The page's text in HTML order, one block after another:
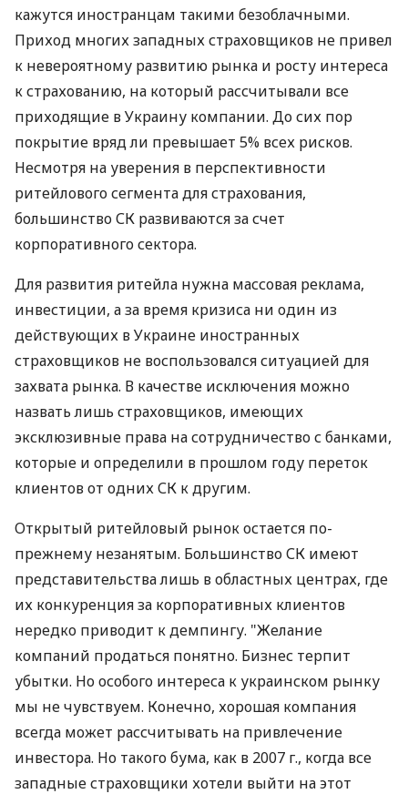
кажутся иностранцам такими безоблачными.
Приход многих западных страховщиков не привел
к невероятному развитию рынка и росту интереса
к страхованию, на который рассчитывали все
приходящие в Украину компании. До сих пор
покрытие вряд ли превышает 5% всех рисков.
Несмотря на уверения в перспективности
ритейлового сегмента для страхования,
большинство СК развиваются за счет
корпоративного сектора.
Для развития ритейла нужна массовая реклама,
инвестиции, а за время кризиса ни один из
действующих в Украине иностранных
страховщиков не воспользовался ситуацией для
захвата рынка. В качестве исключения можно
назвать лишь страховщиков, имеющих
эксклюзивные права на сотрудничество с банками,
которые и определили в прошлом году переток
клиентов от одних СК к другим.
Открытый ритейловый рынок остается по-
прежнему незанятым. Большинство СК имеют
представительства лишь в областных центрах, где
их конкуренция за корпоративных клиентов
нередко приводит к демпингу. "Желание
компаний продаться понятно. Бизнес терпит
убытки. Но особого интереса к украинском рынку
мы не чувствуем. Конечно, хорошая компания
всегда может рассчитывать на привлечение
инвестора. Но такого бума, как в 2007 г., когда все
западные страховщики хотели выйти на этот